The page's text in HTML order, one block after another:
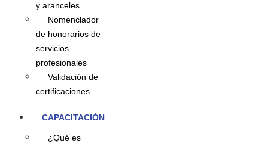
y aranceles
Nomenclador
de honorarios de
servicios
profesionales
Validación de
certificaciones
CAPACITACIÓN
¿Qué es